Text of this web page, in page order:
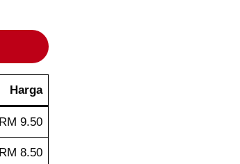
Harga
RM 9.50
RM 8.50